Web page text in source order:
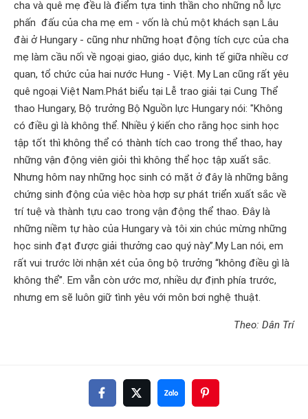
cha và quê mẹ đều là điểm tựa tinh thần cho những nỗ lực
phấn đấu của cha mẹ em - vốn là chủ một khách sạn Lâu
đài ở Hungary - cũng như những hoạt động tích cực của cha
mẹ làm cầu nối về ngoại giao, giáo dục, kinh tế giữa nhiều cơ
quan, tổ chức của hai nước Hung - Việt. My Lan cũng rất yêu
quê ngoại Việt Nam.Phát biểu tại Lễ trao giải tại Cung Thể
thao Hungary, Bộ trưởng Bộ Nguồn lực Hungary nói: "Không
có điều gì là không thể. Nhiều ý kiến cho rằng học sinh học
tập tốt thì không thể có thành tích cao trong thể thao, hay
những vận động viên giỏi thì không thể học tập xuất sắc.
Nhưng hôm nay những học sinh có mặt ở đây là những bằng
chứng sinh động của việc hòa hợp sự phát triển xuất sắc về
trí tuệ và thành tựu cao trong vận động thể thao. Đây là
những niềm tự hào của Hungary và tôi xin chúc mừng những
học sinh đạt được giải thưởng cao quý này”.My Lan nói, em
rất vui trước lời nhận xét của ông bộ trưởng “không điều gì là
không thể”. Em vẫn còn ước mơ, nhiều dự định phía trước,
nhưng em sẽ luôn giữ tình yêu với môn bơi nghệ thuật.
Theo: Dân Trí